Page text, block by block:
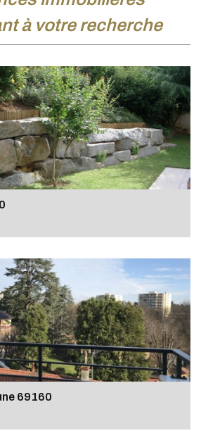
à votre recherche
69160